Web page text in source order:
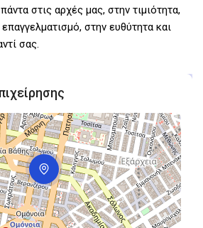
στις αρχές μας, στην τιμιότητα,
στην ευθύτητα και
σας.